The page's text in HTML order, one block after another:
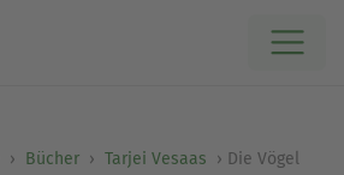
Bücher Tarjei Vesaas Die Vögel